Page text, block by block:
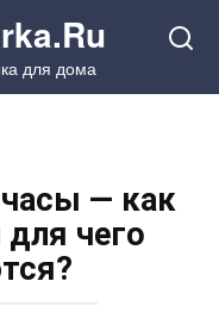
для дома
— как
чего